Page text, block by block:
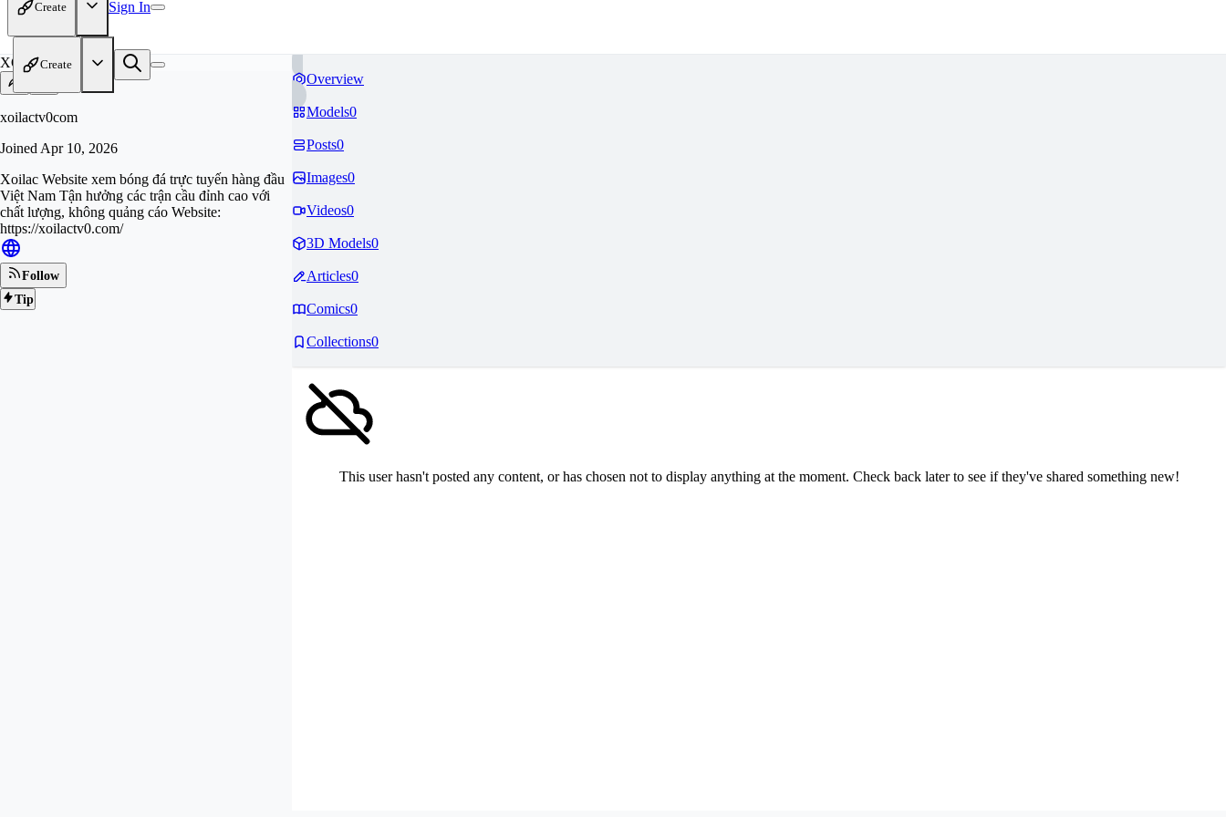
Create Sign In
Create
XO
xoilactv0com
Joined Apr 10, 2026
Xoilac Website xem bóng đá trực tuyến hàng đầu
Việt Nam Tận hưởng các trận cầu đỉnh cao với
chất lượng, không quảng cáo Website:
https://xoilactv0.com/
Follow
Tip
Overview
Models0
Posts0
Images0
Videos0
3D Models0
Articles0
Comics0
Collections0
This user hasn't posted any content, or has chosen not to display anything at the moment. Check back later to see if they've shared something new!